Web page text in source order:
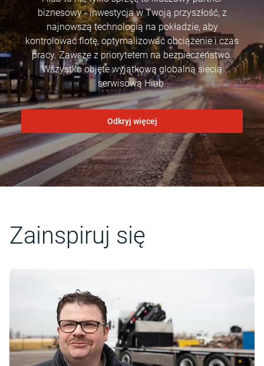
biznesowy - inwestycja w Twoją przyszłość, z
najnowszą technologią na pokładzie, aby
kontrolować flotę, optymalizować obciążenie i czas
pracy. Zawsze z priorytetem na bezpieczeństwo.
Wszystko objęte wyjątkową globalną siecią
serwisową Hiab.
Odkryj więcej
Zainspiruj się